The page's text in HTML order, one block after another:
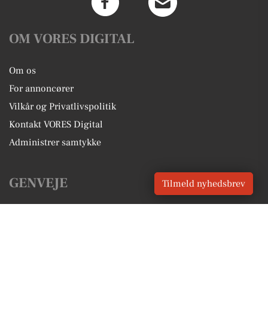
OM VORES DIGITAL
Om os
For annoncører
Vilkår og Privatlivspolitik
Kontakt VORES Digital
Administrer samtykke
GENVEJE Tilmeld nyhedsbrev